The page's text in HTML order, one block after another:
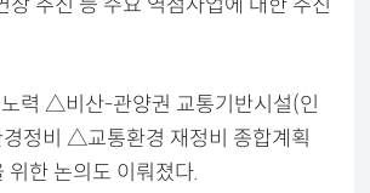
추진 등 주요 역점사업에 대한 추진
력 △비산-관양권 교통기반시설(인
정비 △교통환경 재정비 종합계획
한 논의도 이뤄졌다.